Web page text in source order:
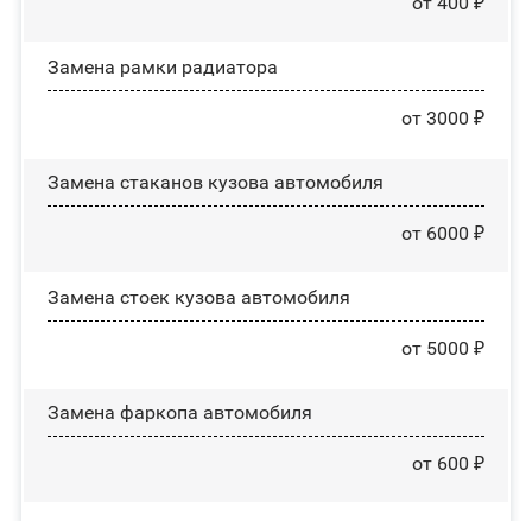
Замена рамки радиатора
от 3000 ₽
Замена стаканов кузова автомобиля
от 6000 ₽
Замена стоек кузова автомобиля
от 5000 ₽
Замена фаркопа автомобиля
от 600 ₽